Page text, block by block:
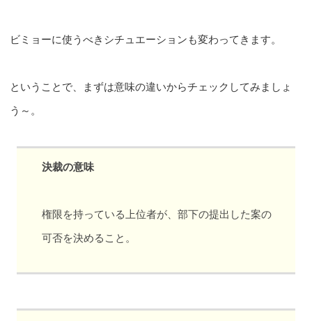
ビミョーに使うべきシチュエーションも変わってきます。
ということで、まずは意味の違いからチェックしてみましょ
う～。
決裁の意味
権限を持っている上位者が、部下の提出した案の
可否を決めること。